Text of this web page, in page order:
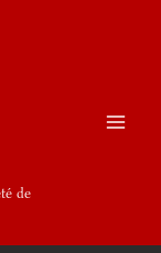
de